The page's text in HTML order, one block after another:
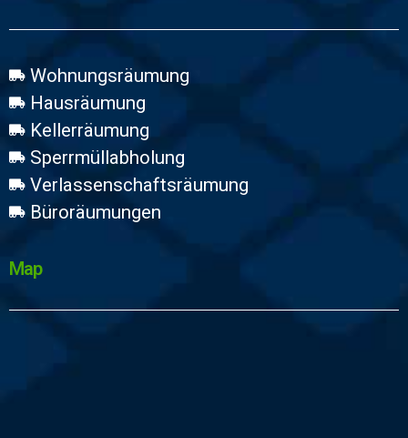
Wohnungsräumung
Hausräumung
Kellerräumung
Sperrmüllabholung
Verlassenschaftsräumung
Büroräumungen
Map